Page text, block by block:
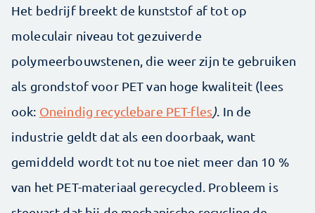
Het bedrijf breekt de kunststof af tot op
moleculair niveau tot gezuiverde
polymeerbouwstenen, die weer zijn te gebruiken
als grondstof voor PET van hoge kwaliteit (lees
ook: Oneindig recyclebare PET-fles). In de
industrie geldt dat als een doorbaak, want
gemiddeld wordt tot nu toe niet meer dan 10 %
van het PET-materiaal gerecycled. Probleem is